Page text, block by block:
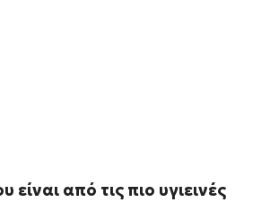
από τις πιο υγιεινές